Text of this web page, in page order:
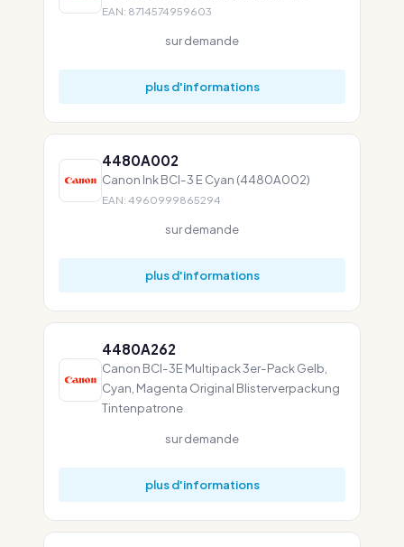
EAN: 8714574959603
sur demande
plus d'informations
4480A002
Canon Ink BCI-3 E Cyan (4480A002)
EAN: 4960999865294
sur demande
plus d'informations
4480A262
Canon BCI-3E Multipack 3er-Pack Gelb,
Cyan, Magenta Original Blisterverpackung
Tintenpatrone
sur demande
plus d'informations